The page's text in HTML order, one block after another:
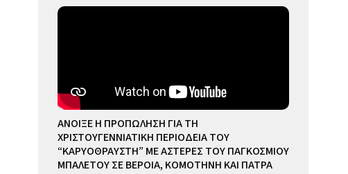
ΑΝΟΙΞΕ Η ΠΡΟΠΩΛΗΣΗ ΓΙΑ ΤΗ
ΧΡΙΣΤΟΥΓΕΝΝΙΑΤΙΚΗ ΠΕΡΙΟΔΕΙΑ ΤΟΥ
“ΚΑΡΥΟΘΡΑΥΣΤΗ” ΜΕ ΑΣΤΕΡΕΣ ΤΟΥ ΠΑΓΚΟΣΜΙΟΥ
ΜΠΑΛΕΤΟΥ ΣΕ ΒΕΡΟΙΑ, ΚΟΜΟΤΗΝΗ ΚΑΙ ΠΑΤΡΑ